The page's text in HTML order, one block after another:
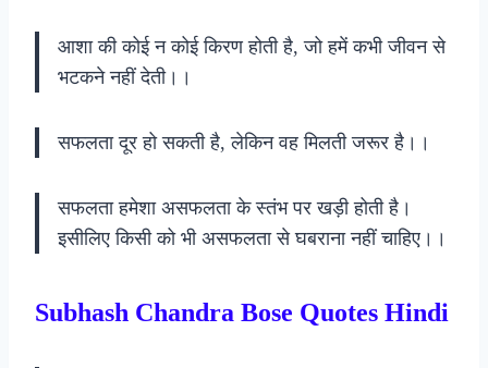
आशा की कोई न कोई किरण होती है, जो हमें कभी जीवन से
भटकने नहीं देती।।
सफलता दूर हो सकती है, लेकिन वह मिलती जरूर है।।
सफलता हमेशा असफलता के स्तंभ पर खड़ी होती है।
इसीलिए किसी को भी असफलता से घबराना नहीं चाहिए।।
Subhash Chandra Bose Quotes Hindi